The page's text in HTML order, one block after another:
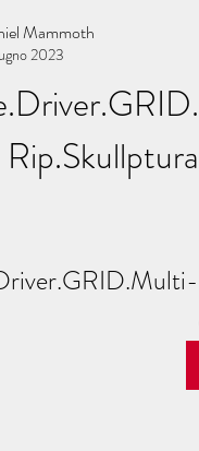
Mammoth
2023